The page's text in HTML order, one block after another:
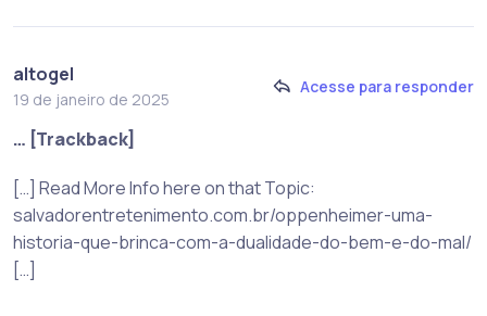
altogel
19 de janeiro de 2025
Acesse para responder
… [Trackback]
[…] Read More Info here on that Topic:
salvadorentretenimento.com.br/oppenheimer-uma-
historia-que-brinca-com-a-dualidade-do-bem-e-do-mal/
[…]